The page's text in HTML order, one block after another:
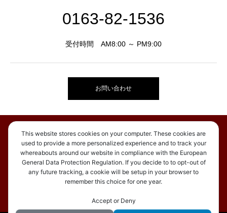
0163-82-1536
受付時間 AM8:00 ～ PM9:00
お問い合わせ
お知らせ
ご宿泊
アクセス
This website stores cookies on your computer. These cookies are
used to provide a more personalized experience and to track your
whereabouts around our website in compliance with the European
General Data Protection Regulation. If you decide to to opt-out of
any future tracking, a cookie will be setup in your browser to
remember this choice for one year.
Accept or Deny